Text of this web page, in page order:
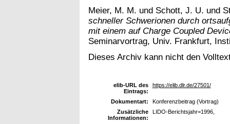
Meier, M. M. und Schott, J. U. und
schneller Schwerionen durch
mit einem auf Charge Coupled
Seminarvortrag, Univ. Frankfurt,
Dieses Archiv kann nicht den
elib-URL des
Eintrags:
https://elib.dlr.de/27501/
Dokumentart:
Konferenzbeitrag (Vortrag)
Zusätzliche
Informationen:
LIDO-Berichtsjahr=1996,